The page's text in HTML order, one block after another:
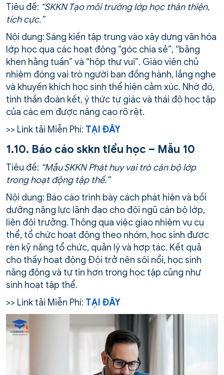
Tiêu đề: “SKKN Tạo môi trường lớp học thân thiện,
tích cực.”
Nội dung: Sáng kiến tập trung vào xây dựng văn hóa
lớp học qua các hoạt động “góc chia sẻ”, “bảng
khen hằng tuần” và “hộp thư vui”. Giáo viên chủ
nhiệm đóng vai trò người bạn đồng hành, lắng nghe
và khuyến khích học sinh thể hiện cảm xúc. Nhờ đó,
tinh thần đoàn kết, ý thức tự giác và thái độ học tập
của các em được nâng cao rõ rệt.
>> Link tải Miễn Phí: TẠI ĐÂY
1.10. Báo cáo skkn tiểu học – Mẫu 10
Tiêu đề: “Mẫu SKKN Phát huy vai trò cán bộ lớp
trong hoạt động tập thể.”
Nội dung: Báo cáo trình bày cách phát hiện và bồi
dưỡng năng lực lãnh đạo cho đội ngũ cán bộ lớp,
liên đội trưởng. Thông qua việc giao nhiệm vụ cụ
thể, tổ chức hoạt động theo nhóm, học sinh được
rèn kỹ năng tổ chức, quản lý và hợp tác. Kết quả
cho thấy hoạt động Đội trở nên sôi nổi, học sinh
năng động và tự tin hơn trong học tập cũng như
sinh hoạt tập thể.
>> Link tải Miễn Phí: TẠI ĐÂY